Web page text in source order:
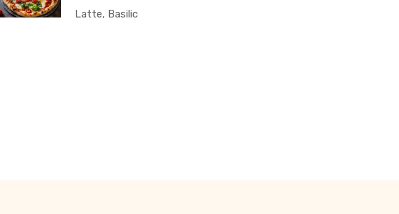
Latte, Basilic